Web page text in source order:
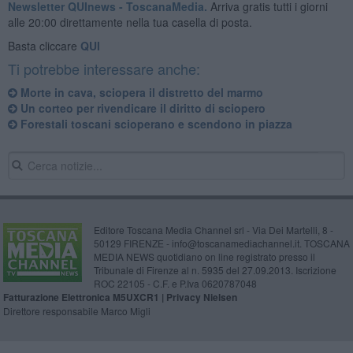
Newsletter QUInews - ToscanaMedia. Arriva gratis tutti i giorni
alle 20:00 direttamente nella tua casella di posta.
Basta cliccare QUI
Ti potrebbe interessare anche:
Morte in cava, sciopera il distretto del marmo
Un corteo per rivendicare il diritto di sciopero
Forestali toscani scioperano e scendono in piazza
Editore Toscana Media Channel srl - Via Dei Martelli, 8 -
50129 FIRENZE - info@toscanamediachannel.it. TOSCANA
MEDIA NEWS quotidiano on line registrato presso il
Tribunale di Firenze al n. 5935 del 27.09.2013. Iscrizione
ROC 22105 - C.F. e P.Iva 0620787048
Fatturazione Elettronica M5UXCR1 | Privacy Nielsen
Direttore responsabile Marco Migli